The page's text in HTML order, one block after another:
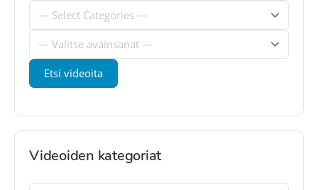
Videoiden kategoriat